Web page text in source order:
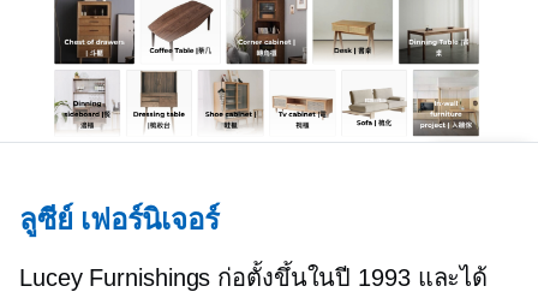
ลูซีย์ เฟอร์นิเจอร์
Lucey Furnishings ก่อตั้งขึ้นในปี 1993 และได้